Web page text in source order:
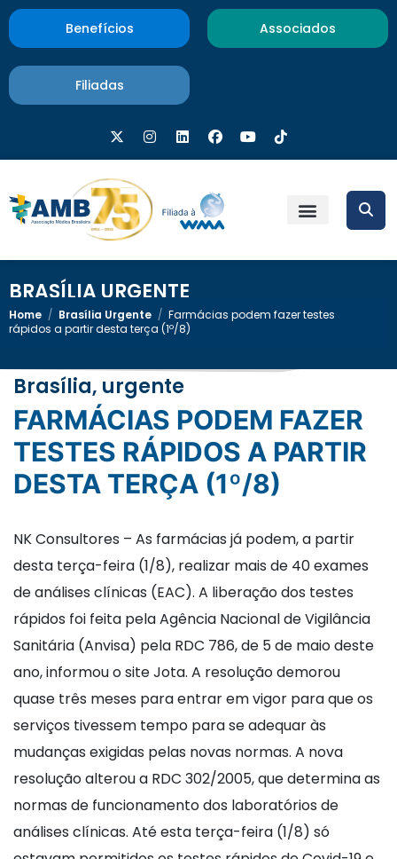
Benefícios Associados
Filiadas
BRASÍLIA URGENTE
Home / Brasília Urgente / Farmácias podem fazer testes
rápidos a partir desta terça (1º/8)
Brasília, urgente
FARMÁCIAS PODEM FAZER
TESTES RÁPIDOS A PARTIR
DESTA TERÇA (1º/8)
NK Consultores – As farmácias já podem, a partir
desta terça-feira (1/8), realizar mais de 40 exames
de análises clínicas (EAC). A liberação dos testes
rápidos foi feita pela Agência Nacional de Vigilância
Sanitária (Anvisa) pela RDC 786, de 5 de maio deste
ano, informou o site Jota. A resolução demorou
quase três meses para entrar em vigor para que os
serviços tivessem tempo para se adequar às
mudanças exigidas pelas novas normas. A nova
resolução alterou a RDC 302/2005, que determina as
normas de funcionamento dos laboratórios de
análises clínicas. Até esta terça-feira (1/8) só